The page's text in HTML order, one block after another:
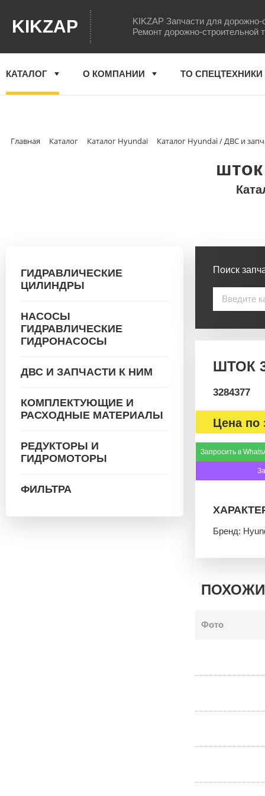
KIKZAP
KIKZAP Запчасти для дорожно-
Ремонт дорожно-строительной
КАТАЛОГ О КОМПАНИИ ТО СПЕЦТЕХНИКИ
Главная Каталог Каталог Hyundai Каталог Hyundai / ДВС и
ГИДРАВЛИЧЕСКИЕ
ЦИЛИНДРЫ
НАСОСЫ
ГИДРАВЛИЧЕСКИЕ
ГИДРОНАСОСЫ
ДВС И ЗАПЧАСТИ К НИМ
КОМПЛЕКТУЮЩИЕ И
РАСХОДНЫЕ МАТЕРИАЛЫ
РЕДУКТОРЫ И
ГИДРОМОТОРЫ
ФИЛЬТРА
Поиск
ШТОК
3284377
Цена по
Запросить в
Бренд:
Фото